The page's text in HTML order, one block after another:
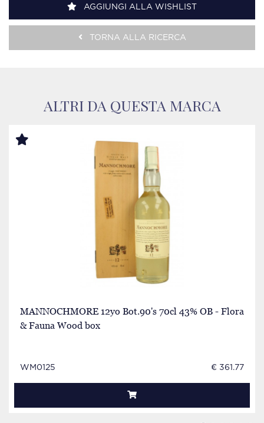
AGGIUNGI ALLA WISHLIST
TORNA ALLA RICERCA
ALTRI DA QUESTA MARCA
MANNOCHMORE 12yo Bot.90's 70cl 43% OB - Flora
& Fauna Wood box
WM0125 € 361.77